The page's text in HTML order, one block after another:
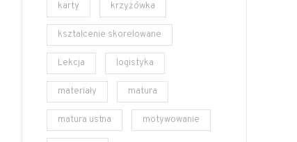
karty krzyżówka
kształcenie skorelowane
Lekcja logistyka
materiały matura
matura ustna motywowanie